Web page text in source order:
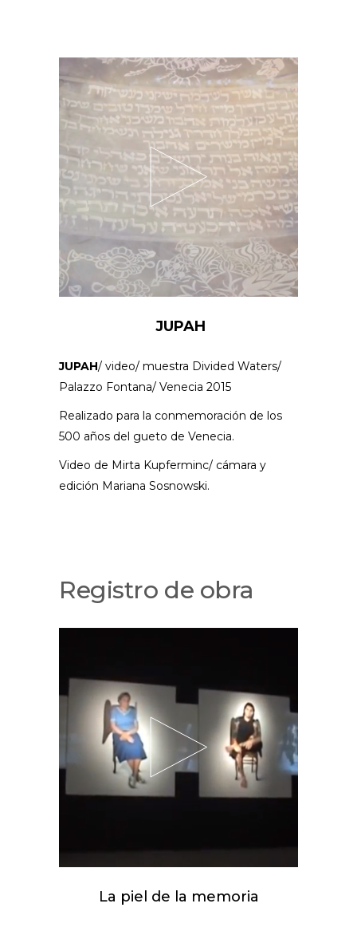
JUPAH
JUPAH/ video/ muestra Divided Waters/
Palazzo Fontana/ Venecia 2015
Realizado para la conmemoración de los
500 años del gueto de Venecia.
Video de Mirta Kupferminc/ cámara y
edición Mariana Sosnowski.
Registro de obra
La piel de la memoria